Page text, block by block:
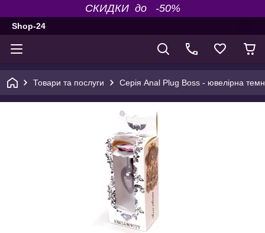
СКИДКИ до -50%
Shop-24
Товари та послуги Серія Anal Plug Boss - ювелірна